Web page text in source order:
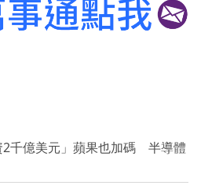
2千億美元」蘋果也加碼 半導體